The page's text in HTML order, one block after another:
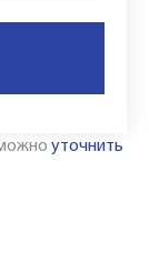
уточнить